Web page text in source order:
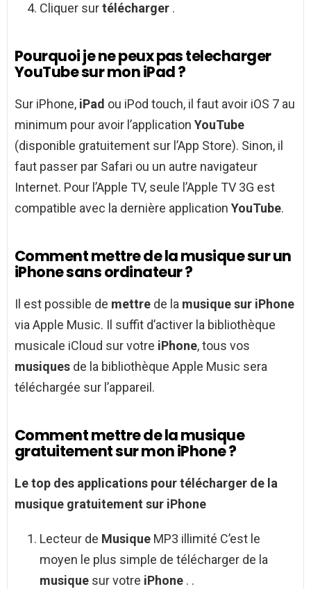
Cliquer surtélécharger .
Pourquoi je ne peux pas telecharger
YouTube sur mon iPad ?
Sur iPhone, iPad ou iPod touch, il faut avoir iOS 7 au
minimum pour avoir l’application YouTube
(disponible gratuitement sur l’App Store). Sinon, il
faut passer par Safari ou un autre navigateur
Internet. Pour l’Apple TV, seule l’Apple TV 3G est
compatible avec la dernière application YouTube.
Comment mettre de la musique sur un
iPhone sans ordinateur ?
Il est possible de mettre de la musique sur iPhone
via Apple Music. Il suffit d’activer la bibliothèque
musicale iCloud sur votre iPhone, tous vos
musiques de la bibliothèque Apple Music sera
téléchargée sur l’appareil.
Comment mettre de la musique
gratuitement sur mon iPhone ?
Le top des applications pour télécharger de la
musique gratuitement sur iPhone
Lecteur de Musique MP3 illimité C’est le
moyen le plus simple de télécharger de la
musique sur votre iPhone . .